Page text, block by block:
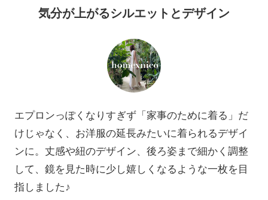
気分が上がるシルエットとデザイン
エプロンっぽくなりすぎず「家事のために着る」だ
けじゃなく、お洋服の延長みたいに着られるデザイ
ンに。丈感や紐のデザイン、後ろ姿まで細かく調整
して、鏡を見た時に少し嬉しくなるような一枚を目
指しました♪